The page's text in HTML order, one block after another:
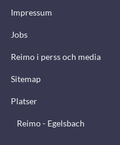
Impressum
Jobs
Reimo i perss och media
Sitemap
Platser
Reimo - Egelsbach